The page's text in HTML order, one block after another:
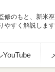
修のもと、新米
やすく解説します